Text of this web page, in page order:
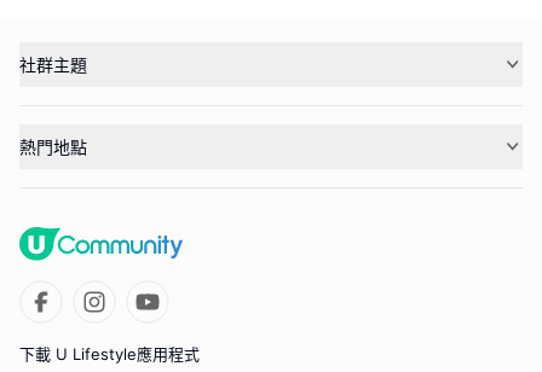
社群主題
熱門地點
下載 U Lifestyle應用程式